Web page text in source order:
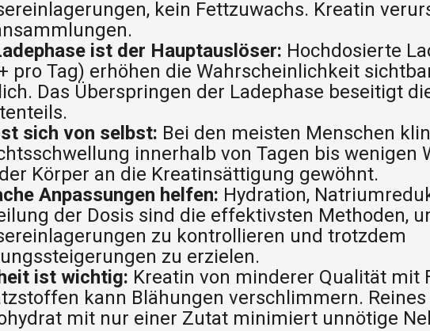
kein Fettzuwachs. Kreatin
ist der Hauptauslöser: Hochdosierte
pro Tag) erhöhen die Wahrscheinlichkeit
Das Überspringen der Ladephase beseitigt
sich von selbst: Bei den meisten Menschen
innerhalb von Tagen bis wenigen
Körper an die Kreatinsättigung gewöhnt.
Anpassungen helfen: Hydration,
der Dosis sind die effektivsten Methoden,
zu kontrollieren und trotzdem
zu erzielen.
ist wichtig: Kreatin von minderer Qualität mit
kann Blähungen verschlimmern.
mit nur einer Zutat minimiert unnötige